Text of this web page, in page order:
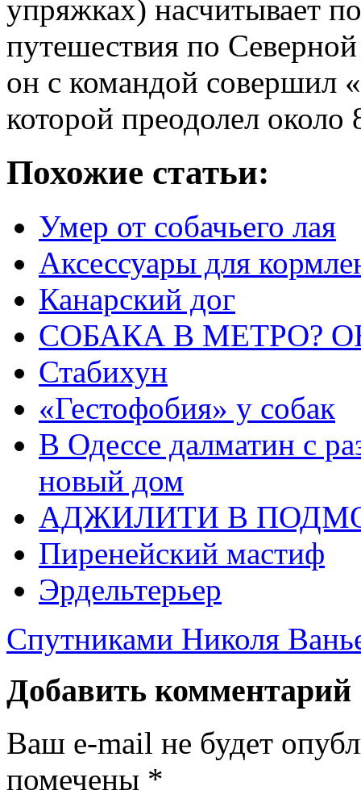
упряжках) насчитывает
путешествия по
он с командой совершил
которой преодолел
Похожие статьи:
Умер от собачьего лая
Аксессуары для
Канарский дог
СОБАКА В МЕТРО?
Стабихун
«Гестофобия» у собак
В Одессе далматин с
новый дом
АДЖИЛИТИ В
Пиренейский мастиф
Эрдельтерьер
Спутниками Николя
Добавить комментарий
Ваш e-mail не будет
помечены *